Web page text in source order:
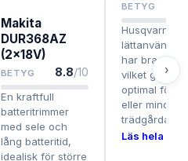
Makita
DUR368AZ
(2x18V)
BETYG 8.8/10
En kraftfull
batteritrimmer
med sele och
lång batteritid,
idealisk för större
BETYG
Husqvarna
lättanvänd,
har bra
vilket gör den
optimal för
eller mindre
trädgårdar.
Läs hela
›